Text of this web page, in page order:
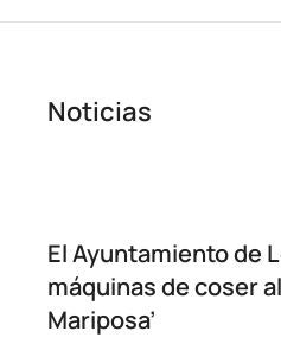
Noticias
El Ayuntamiento de
máquinas de coser
Mariposa’